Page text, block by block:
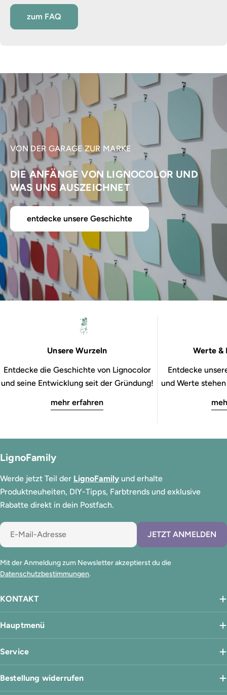
zum FAQ
VON DER GARAGE ZUR MARKE
DIE ANFÄNGE VON LIGNOCOLOR UND
WAS UNS AUSZEICHNET
entdecke unsere Geschichte
Unsere Wurzeln
Entdecke die Geschichte von Lignocolor
und seine Entwicklung seit der Gründung!
mehr erfahren
Werte &
Entdecke
und Werte
KONTAKT
Hauptmenü
Service
LignoFamily
Werde jetzt Teil der LignoFamily und erhalte
Produktneuheiten, DIY-Tipps, Farbtrends und exklusive
Rabatte direkt in dein Postfach.
E-
Mail
JETZT ANMELDEN
Mit der Anmeldung zum Newsletter akzeptierst du die
Datenschutzbestimmungen.
Bestellung widerrufen